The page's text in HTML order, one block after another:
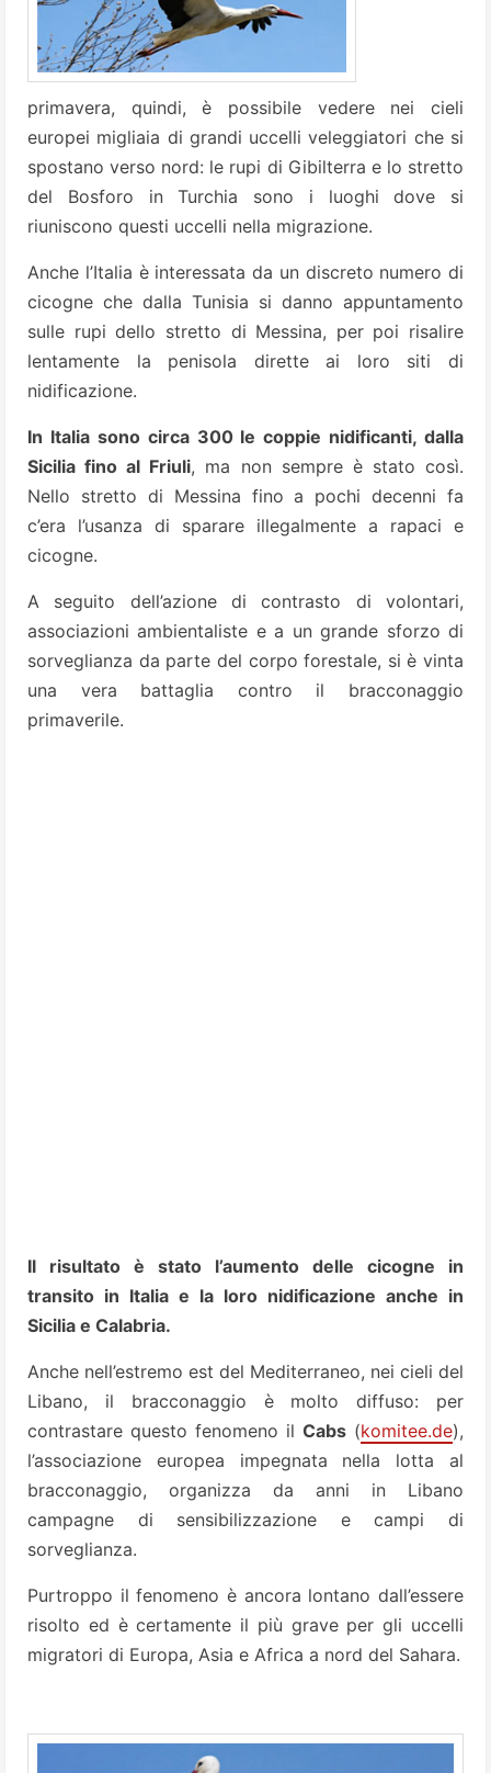
primavera, quindi, è possibile vedere nei cieli
europei migliaia di grandi uccelli veleggiatori che si
spostano verso nord: le rupi di Gibilterra e lo stretto
del Bosforo in Turchia sono i luoghi dove si
riuniscono questi uccelli nella migrazione.
Anche l’Italia è interessata da un discreto numero di
cicogne che dalla Tunisia si danno appuntamento
sulle rupi dello stretto di Messina, per poi risalire
lentamente la penisola dirette ai loro siti di
nidificazione.
In Italia sono circa 300 le coppie nidificanti, dalla
Sicilia fino al Friuli, ma non sempre è stato così.
Nello stretto di Messina fino a pochi decenni fa
c’era l’usanza di sparare illegalmente a rapaci e
cicogne.
A seguito dell’azione di contrasto di volontari,
associazioni ambientaliste e a un grande sforzo di
sorveglianza da parte del corpo forestale, si è vinta
una vera battaglia contro il bracconaggio
primaverile.
Il risultato è stato l’aumento delle cicogne in
transito in Italia e la loro nidificazione anche in
Sicilia e Calabria.
Anche nell’estremo est del Mediterraneo, nei cieli del
Libano, il bracconaggio è molto diffuso: per
contrastare questo fenomeno il Cabs (komitee.de),
l’associazione europea impegnata nella lotta al
bracconaggio, organizza da anni in Libano
campagne di sensibilizzazione e campi di
sorveglianza.
Purtroppo il fenomeno è ancora lontano dall’essere
risolto ed è certamente il più grave per gli uccelli
migratori di Europa, Asia e Africa a nord del Sahara.